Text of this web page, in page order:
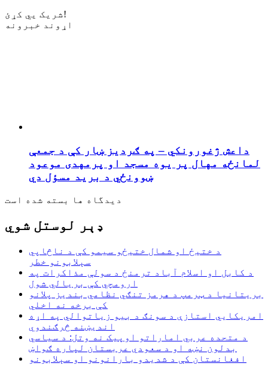
شریک یي کړئ!
اړوند خبرونه
داعش ژغورونکي – په ګردیز ښار کې د جمعې
لمانځه مهال پر یوه مسجد او پرمهدی موعود
ښوونځي د برید مسؤل دي
دیدگاه ها بسته شده است
ډېر لوستل شوي
د ختیځ او شمال ختیځو سیمو کې د ناڅاپي
سېلابونو خطر
د کابل او اسلام آباد ترمنځ د سولې مذاکرات په
ارومچي کې بريالي شول
بریتانیا د ټرمپ د هرمز تنګي نظامي بندیز پلانو
کې برخه نه اخلي
امریکايي استازې د سونګ د بیو زیاتوالي په اړه
اندیښنه څرګندوي
د متحده عربي اماراتو اوپیک نه وتل: د سیاسي
بدلون نښه او د سعودي عربستان لپاره ګواښ
افغانستان کې د شدیدو بارانونو او سېلابونو